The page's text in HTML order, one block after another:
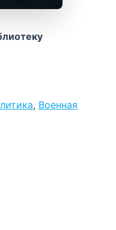
, Военная